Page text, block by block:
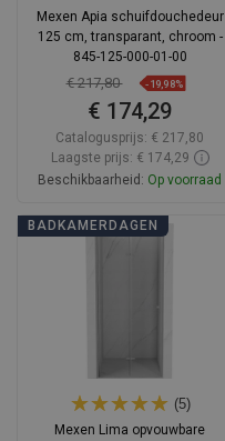
Mexen Apia schuifdouchedeur
125 cm, transparant, chroom -
845-125-000-01-00
€ 217,80 -19,98%
€ 174,29
Catalogusprijs: € 217,80
Laagste prijs: € 174,29
Beschikbaarheid: Op voorraad
In winkelwagen
BADKAMERDAGEN
(5)
Mexen Lima opvouwbare